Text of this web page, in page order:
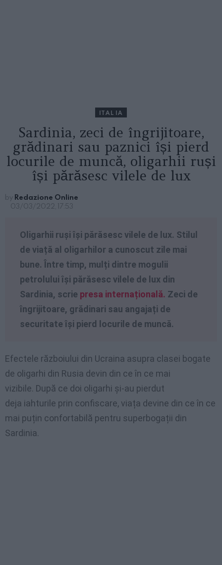
ITALIA
Sardinia, zeci de îngrijitoare,
grădinari sau paznici își pierd
locurile de muncă, oligarhii ruși
își părăsesc vilele de lux
by Redazione Online
03/03/2022, 17:53
Oligarhii ruși își părăsesc vilele de lux. Stilul
de viață al oligarhilor a cunoscut zile mai
bune. Între timp, mulți dintre mogulii
petrolului își părăsesc vilele de lux din
Sardinia, scrie presa internațională. Zeci de
îngrijitoare, grădinari sau angajați de
securitate își pierd locurile de muncă.
Efectele războiului din Ucraina asupra clasei bogate
de oligarhi din Rusia devin din ce în ce mai
vizibile. După ce doi oligarhi și-au pierdut
deja iahturile prin confiscare, viața devine din ce în ce
mai puțin confortabilă pentru superbogații din
Sardinia.